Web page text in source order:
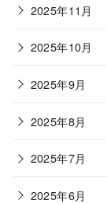
2025年11月
2025年10月
2025年9月
2025年8月
2025年7月
2025年6月